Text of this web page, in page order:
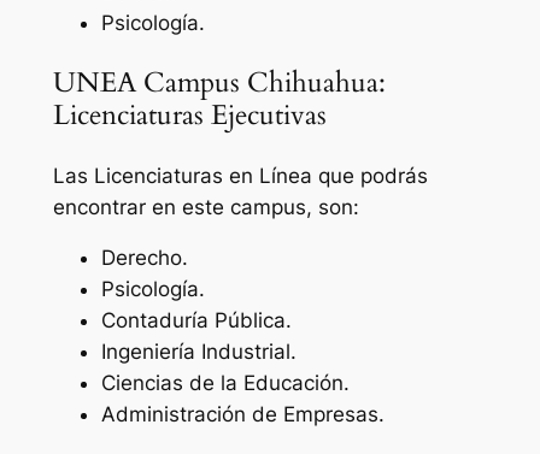
Psicología.
UNEA Campus Chihuahua:
Licenciaturas Ejecutivas
Las Licenciaturas en Línea que podrás
encontrar en este campus, son:
Derecho.
Psicología.
Contaduría Pública.
Ingeniería Industrial.
Ciencias de la Educación.
Administración de Empresas.